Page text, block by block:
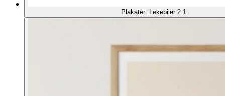
Plakater: Lekebiler 2 1